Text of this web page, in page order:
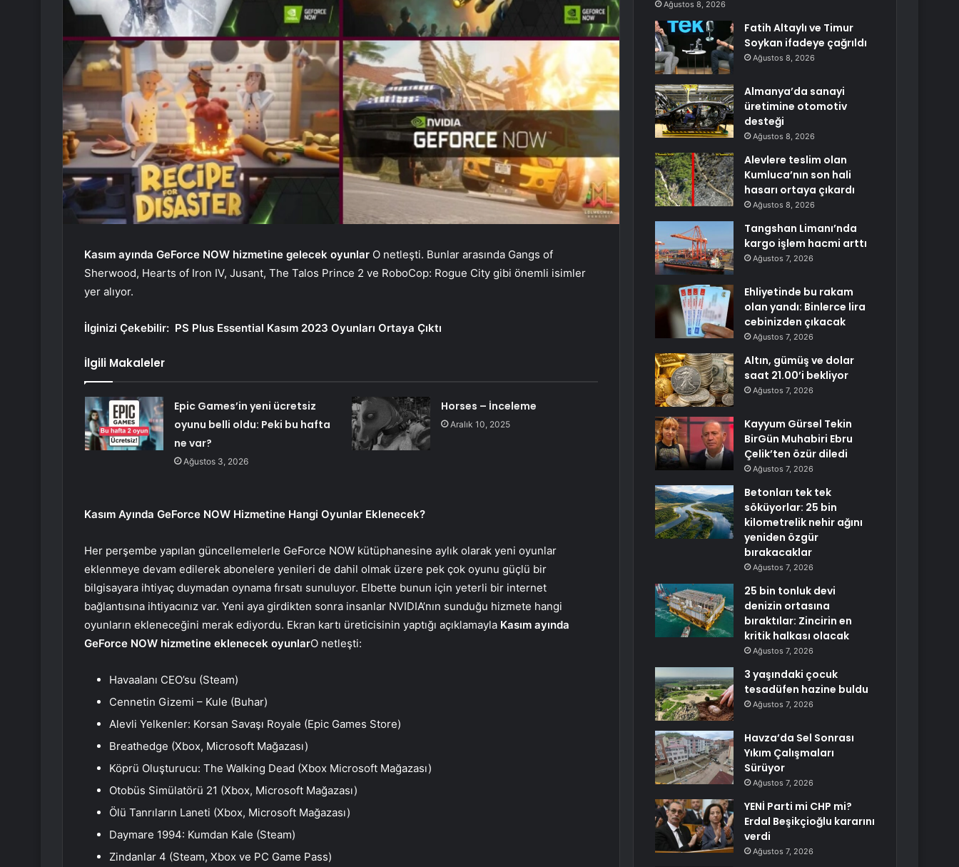
Kasım ayında GeForce NOW hizmetine gelecek oyunlar O netleşti. Bunlar arasında Gangs of
Sherwood, Hearts of Iron IV, Jusant, The Talos Prince 2 ve RoboCop: Rogue City gibi önemli isimler
yer alıyor.
İlginizi Çekebilir: PS Plus Essential Kasım 2023 Oyunları Ortaya Çıktı
İlgili Makaleler
Epic Games’in yeni ücretsiz
oyunu belli oldu: Peki bu hafta
ne var?
Ağustos 3, 2026
Horses – İnceleme
Aralık 10, 2025
Kasım Ayında GeForce NOW Hizmetine Hangi Oyunlar Eklenecek?
Her perşembe yapılan güncellemelerle GeForce NOW kütüphanesine aylık olarak yeni oyunlar
eklenmeye devam edilerek abonelere yenileri de dahil olmak üzere pek çok oyunu güçlü bir
bilgisayara ihtiyaç duymadan oynama fırsatı sunuluyor. Elbette bunun için yeterli bir internet
bağlantısına ihtiyacınız var. Yeni aya girdikten sonra insanlar NVIDIA’nın sunduğu hizmete hangi
oyunların ekleneceğini merak ediyordu. Ekran kartı üreticisinin yaptığı açıklamayla Kasım ayında
GeForce NOW hizmetine eklenecek oyunlarO netleşti:
Havaalanı CEO’su (Steam)
Cennetin Gizemi – Kule (Buhar)
Alevli Yelkenler: Korsan Savaşı Royale (Epic Games Store)
Breathedge (Xbox, Microsoft Mağazası)
Köprü Oluşturucu: The Walking Dead (Xbox Microsoft Mağazası)
Otobüs Simülatörü 21 (Xbox, Microsoft Mağazası)
Ölü Tanrıların Laneti (Xbox, Microsoft Mağazası)
Daymare 1994: Kumdan Kale (Steam)
Zindanlar 4 (Steam, Xbox ve PC Game Pass)
Ağustos 8, 2026
Fatih Altaylı ve Timur
Soykan ifadeye çağrıldı
Ağustos 8, 2026
Almanya’da sanayi
üretimine otomotiv
desteği
Ağustos 8, 2026
Alevlere teslim olan
Kumluca’nın son hali
hasarı ortaya çıkardı
Ağustos 8, 2026
Tangshan Limanı’nda
kargo işlem hacmi arttı
Ağustos 7, 2026
Ehliyetinde bu rakam
olan yandı: Binlerce lira
cebinizden çıkacak
Ağustos 7, 2026
Altın, gümüş ve dolar
saat 21.00’i bekliyor
Ağustos 7, 2026
Kayyum Gürsel Tekin
BirGün Muhabiri Ebru
Çelik’ten özür diledi
Ağustos 7, 2026
Betonları tek tek
söküyorlar: 25 bin
kilometrelik nehir ağını
yeniden özgür
bırakacaklar
Ağustos 7, 2026
25 bin tonluk devi
denizin ortasına
bıraktılar: Zincirin en
kritik halkası olacak
Ağustos 7, 2026
3 yaşındaki çocuk
tesadüfen hazine buldu
Ağustos 7, 2026
Havza’da Sel Sonrası
Yıkım Çalışmaları
Sürüyor
Ağustos 7, 2026
YENİ Parti mi CHP mi?
Erdal Beşikçioğlu kararını
verdi
Ağustos 7, 2026